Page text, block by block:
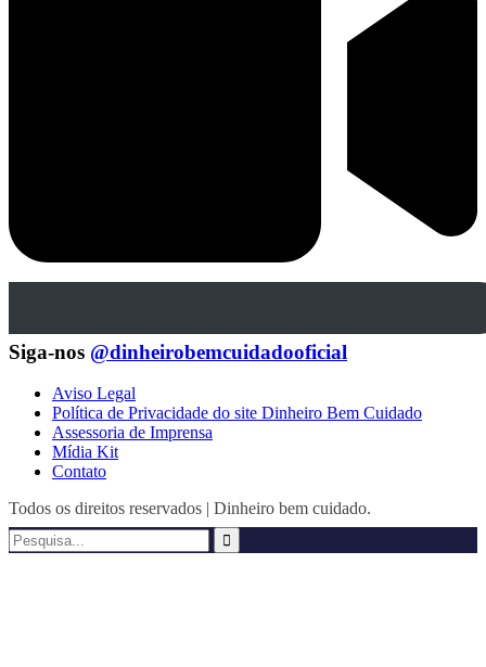
Siga-nos @dinheirobemcuidadooficial
Aviso Legal
Política de Privacidade do site Dinheiro Bem Cuidado
Assessoria de Imprensa
Mídia Kit
Contato
Todos os direitos reservados | Dinheiro bem cuidado.